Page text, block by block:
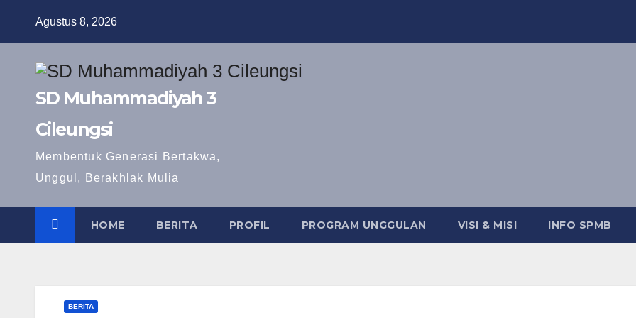
Agustus 8, 2026
SD Muhammadiyah 3
Cileungsi
Membentuk Generasi Bertakwa,
Unggul, Berakhlak Mulia
HOME BERITA PROFIL PROGRAM UNGGULAN VISI & MISI INFO SPMB
BERITA